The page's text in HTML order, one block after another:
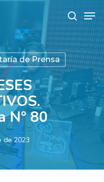
search
de Prensa
N° 80
de 2023